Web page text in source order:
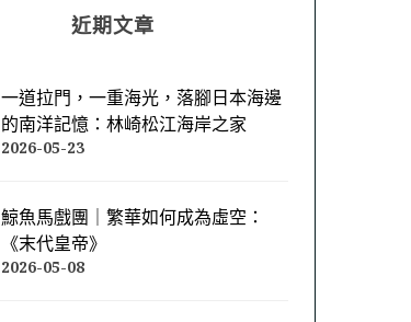
近期文章
一道拉門，一重海光，落腳日本海邊
的南洋記憶：林崎松江海岸之家
2026-05-23
鯨魚馬戲團｜繁華如何成為虛空：
《末代皇帝》
2026-05-08